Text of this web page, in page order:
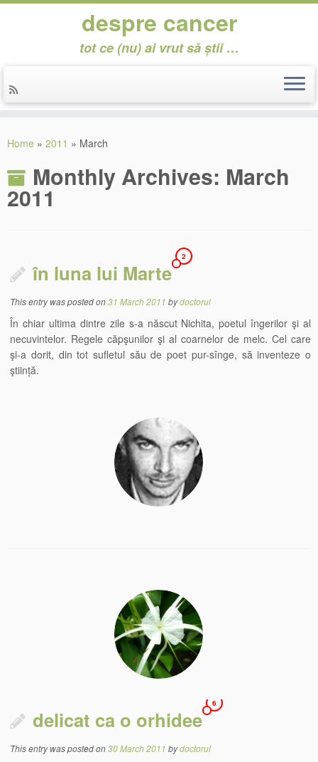
despre cancer
tot ce (nu) ai vrut să știi …
Home » 2011 » March
Monthly Archives: March
2011
în luna lui Marte
2
This entry was posted on31 March 2011 bydoctorul
În chiar ultima dintre zile s-a născut Nichita, poetul îngerilor şi al
necuvintelor. Regele căpşunilor şi al coarnelor de melc. Cel care
şi-a dorit, din tot sufletul său de poet pur-sînge, să inventeze o
ştiință.
delicat ca o orhidee
6
This entry was posted on30 March 2011 bydoctorul